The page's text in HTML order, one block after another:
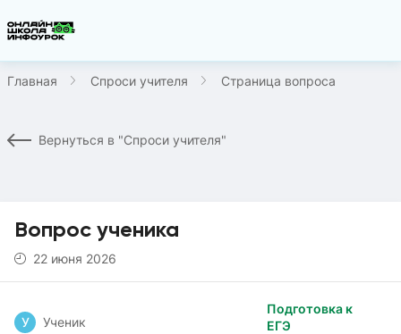
Главная Спроси учителя Страница вопроса
Вернуться в "Спроси учителя"
Вопрос ученика
22 июня 2026
Подготовка к
ЕГЭ
У Ученик